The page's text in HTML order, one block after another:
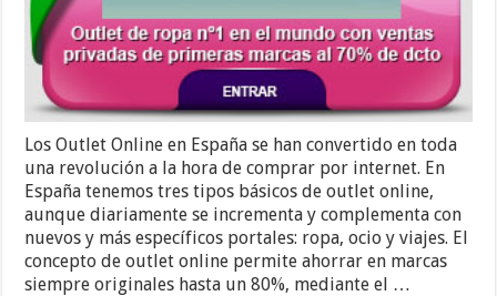
Los Outlet Online en España se han convertido en toda
una revolución a la hora de comprar por internet. En
España tenemos tres tipos básicos de outlet online,
aunque diariamente se incrementa y complementa con
nuevos y más específicos portales: ropa, ocio y viajes. El
concepto de outlet online permite ahorrar en marcas
siempre originales hasta un 80%, mediante el …